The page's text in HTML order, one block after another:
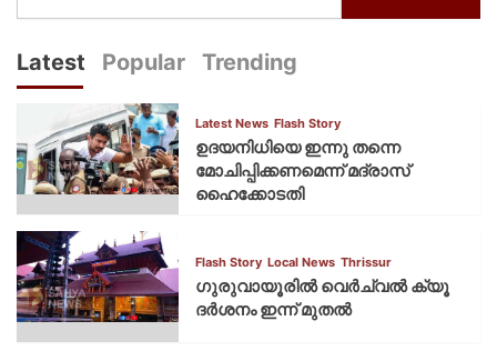
Latest Popular Trending
Latest News Flash Story
ഉദയനിധിയെ ഇന്നു തന്നെ
മോചിപ്പിക്കണമെന്ന് മദ്രാസ്
ഹൈക്കോടതി
Flash Story Local News Thrissur
ഗുരുവായൂരില്‍ വെര്‍ച്വല്‍ ക്യൂ
ദര്‍ശനം ഇന്ന് മുതല്‍